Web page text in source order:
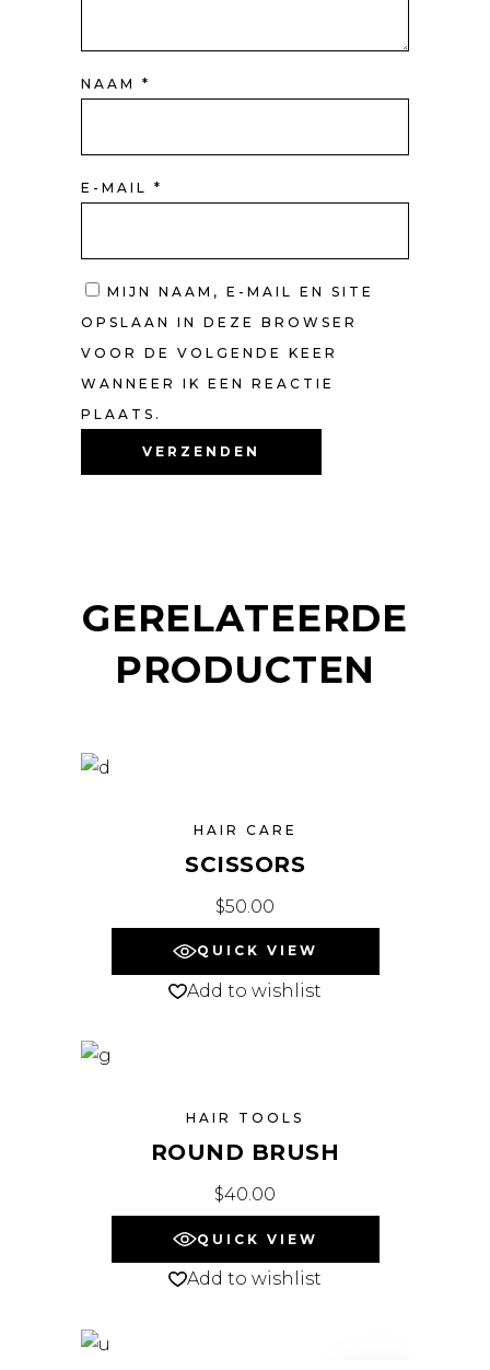
NAAM *
E-MAIL *
MIJN NAAM, E-MAIL EN SITE
OPSLAAN IN DEZE BROWSER
VOOR DE VOLGENDE KEER
WANNEER IK EEN REACTIE
PLAATS.
GERELATEERDE
PRODUCTEN
HAIR CARE
SCISSORS
$50.00
QUICK VIEW
Add to wishlist
HAIR TOOLS
ROUND BRUSH
$40.00
QUICK VIEW
Add to wishlist